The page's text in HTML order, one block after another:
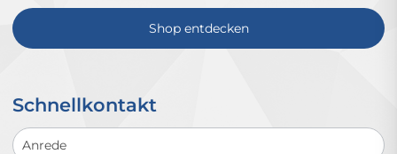
Shop entdecken
Schnellkontakt
Schnellkontakt